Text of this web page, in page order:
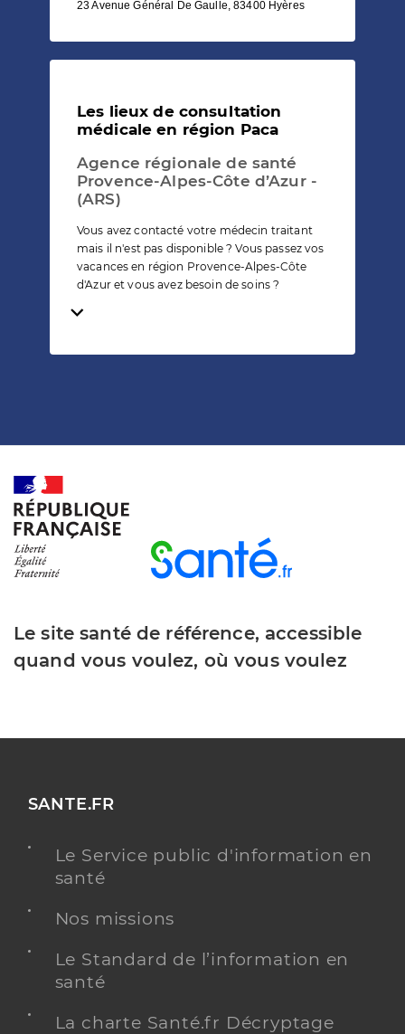
23 Avenue Général De Gaulle, 83400 Hyères
Les lieux de consultation
médicale en région Paca
Agence régionale de santé
Provence-Alpes-Côte d’Azur -
(ARS)
Vous avez contacté votre médecin traitant
mais il n'est pas disponible ? Vous passez vos
vacances en région Provence-Alpes-Côte
d'Azur et vous avez besoin de soins ?
Temps de lecture
Le site santé de référence, accessible
quand vous voulez, où vous voulez
SANTE.FR
Le Service public d'information en
santé
Nos missions
Le Standard de l’information en
santé
La charte Santé.fr Décryptage